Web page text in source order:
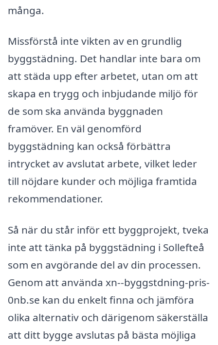
många.
Missförstå inte vikten av en grundlig
byggstädning. Det handlar inte bara om
att städa upp efter arbetet, utan om att
skapa en trygg och inbjudande miljö för
de som ska använda byggnaden
framöver. En väl genomförd
byggstädning kan också förbättra
intrycket av avslutat arbete, vilket leder
till nöjdare kunder och möjliga framtida
rekommendationer.
Så när du står inför ett byggprojekt, tveka
inte att tänka på byggstädning i Sollefteå
som en avgörande del av din processen.
Genom att använda xn--byggstdning-pris-
0nb.se kan du enkelt finna och jämföra
olika alternativ och därigenom säkerställa
att ditt bygge avslutas på bästa möjliga